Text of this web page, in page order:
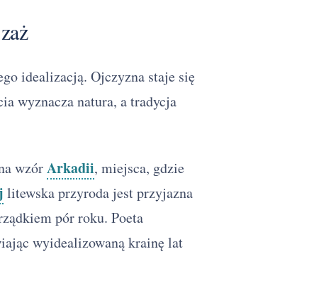
idealizacją. Ojczyzna staje się
wyznacza natura, a tradycja
wzórArkadii, miejsca, gdzie
litewska przyroda jest przyjazna
pór roku. Poeta
wyidealizowaną krainę lat